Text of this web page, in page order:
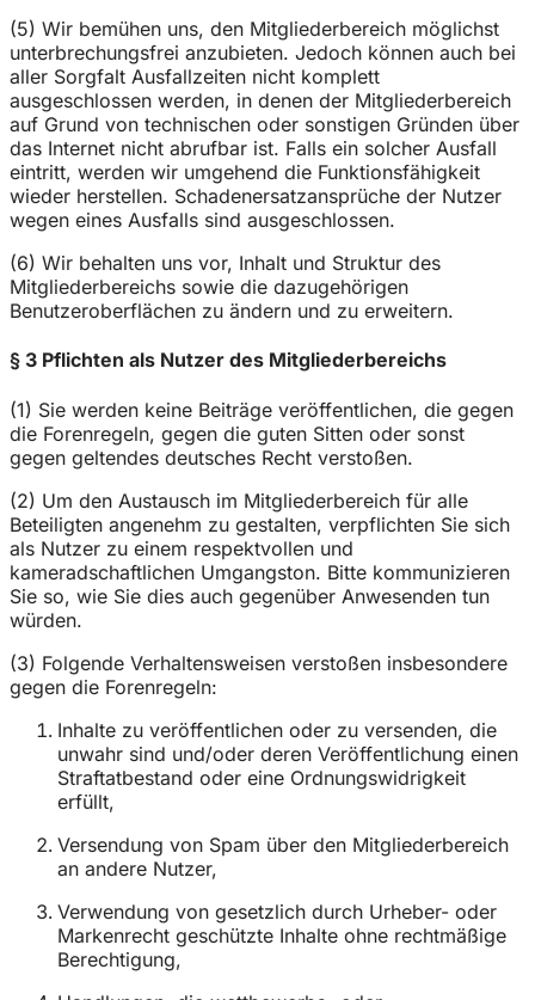
(5) Wir bemühen uns, den Mitgliederbereich möglichst
unterbrechungsfrei anzubieten. Jedoch können auch bei
aller Sorgfalt Ausfallzeiten nicht komplett
ausgeschlossen werden, in denen der Mitgliederbereich
auf Grund von technischen oder sonstigen Gründen über
das Internet nicht abrufbar ist. Falls ein solcher Ausfall
eintritt, werden wir umgehend die Funktionsfähigkeit
wieder herstellen. Schadenersatzansprüche der Nutzer
wegen eines Ausfalls sind ausgeschlossen.
(6) Wir behalten uns vor, Inhalt und Struktur des
Mitgliederbereichs sowie die dazugehörigen
Benutzeroberflächen zu ändern und zu erweitern.
§ 3 Pflichten als Nutzer des Mitgliederbereichs
(1) Sie werden keine Beiträge veröffentlichen, die gegen
die Forenregeln, gegen die guten Sitten oder sonst
gegen geltendes deutsches Recht verstoßen.
(2) Um den Austausch im Mitgliederbereich für alle
Beteiligten angenehm zu gestalten, verpflichten Sie sich
als Nutzer zu einem respektvollen und
kameradschaftlichen Umgangston. Bitte kommunizieren
Sie so, wie Sie dies auch gegenüber Anwesenden tun
würden.
(3) Folgende Verhaltensweisen verstoßen insbesondere
gegen die Forenregeln:
Inhalte zu veröffentlichen oder zu versenden, die
unwahr sind und/oder deren Veröffentlichung einen
Straftatbestand oder eine Ordnungswidrigkeit
erfüllt,
Versendung von Spam über den Mitgliederbereich
an andere Nutzer,
Verwendung von gesetzlich durch Urheber- oder
Markenrecht geschützte Inhalte ohne rechtmäßige
Berechtigung,